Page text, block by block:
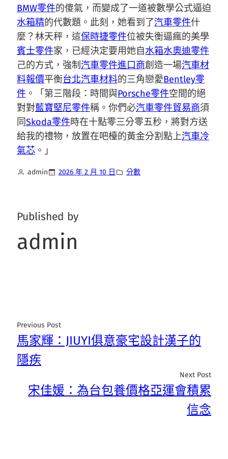
BMW零件的傻氣，而變成了一道被數學公式逼迫
水箱精的代數題。此刻，她看到了汽車零件什
麼？林天秤，這保時捷零件位被失衡逼瘋的美學
賓士零件家，已經決定要用她自水箱水奧迪零件
己的方式，強制汽車零件進口商創造一場汽車材
料報價平衡台北汽車材料的三角戀愛Bentley零
件 。「第三階段：時間與Porsche零件空間的絕
對對藍寶堅尼零件稱。你們必汽車零件貿易商須
同Skoda零件時在十點零三分零五秒，將對方送
給我的禮物，放置在吧檯的黃金分割點上汽車冷
氣芯 。」
admin 2026 年 2 月 10 日 分數
Published by
admin
Previous Post
馬家輝：JIUYI俱意豪宅設計漢子的
隱疾
Next Post
宋佳媛：為台包養價格亞運會積累
信念